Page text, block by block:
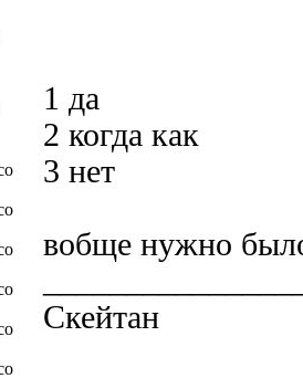
1 да
2 когда как
3 нет
вобще нужно
Скейтан